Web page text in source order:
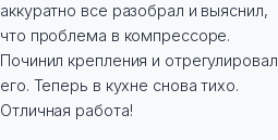
аккуратно все разобрал и выяснил,
что проблема в компрессоре.
Починил крепления и отрегулировал
его. Теперь в кухне снова тихо.
Отличная работа!